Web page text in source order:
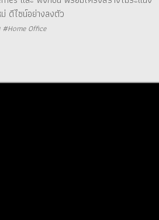
ดีไซน์อย่างลงตัว
Office